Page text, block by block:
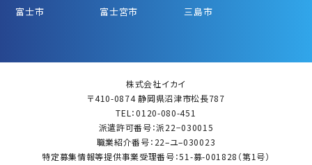
富士市
富士宮市 三島市
株式会社イカイ
〒410-0874 静岡県沼津市松長787
TEL：0120-080-451
派遣許可番号：派22−030015
職業紹介番号：22–ユ–030023
特定募集情報等提供事業受理番号：51-募-001828（第1号）